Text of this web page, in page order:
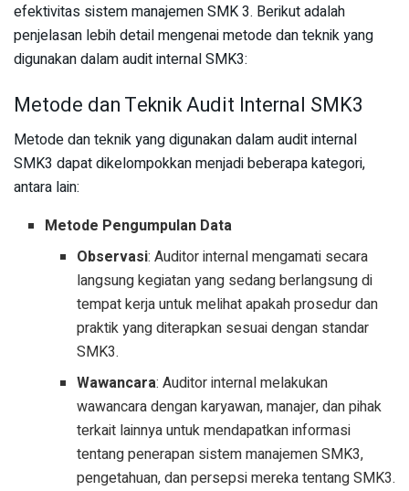
efektivitas sistem manajemen SMK 3. Berikut adalah
penjelasan lebih detail mengenai metode dan teknik yang
digunakan dalam audit internal SMK3:
Metode dan Teknik Audit Internal SMK3
Metode dan teknik yang digunakan dalam audit internal
SMK3 dapat dikelompokkan menjadi beberapa kategori,
antara lain:
Metode Pengumpulan Data
Observasi: Auditor internal mengamati secara
langsung kegiatan yang sedang berlangsung di
tempat kerja untuk melihat apakah prosedur dan
praktik yang diterapkan sesuai dengan standar
SMK3.
Wawancara: Auditor internal melakukan
wawancara dengan karyawan, manajer, dan pihak
terkait lainnya untuk mendapatkan informasi
tentang penerapan sistem manajemen SMK3,
pengetahuan, dan persepsi mereka tentang SMK3.